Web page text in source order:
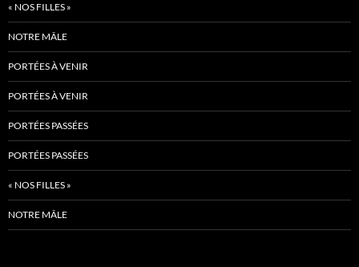
« NOS FILLES »
NOTRE MÂLE
PORTÉES À VENIR
PORTÉES À VENIR
PORTÉES PASSÉES
PORTÉES PASSÉES
« NOS FILLES »
NOTRE MÂLE